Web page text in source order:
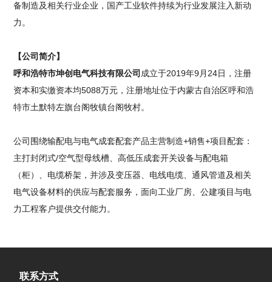
备制造及相关行业企业，国产工业软件持续为行业发展注入新动
力。
【公司简介】
呼和浩特市坤创电气科技有限公司 成立于2019年9月24日，注册
资本和实缴资本均5088万元，注册地址位于内蒙古自治区呼和浩
特市土默特左旗台阁牧镇台阁牧村。
公司围绕输配电与电气成套配套产品主营制造+销售+项目配套：
主打封闭式/空气型母线槽、高低压成套开关设备与配电箱
（柜）、电缆桥架，并涉及变压器、电线电缆、通风管道及相关
电气设备材料的供应与配套服务，面向工业厂房、公建项目与电
力工程客户提供交付能力。
联系方式